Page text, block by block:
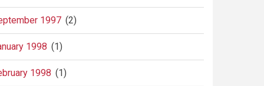
1997 (2)
1998 (1)
1998 (1)